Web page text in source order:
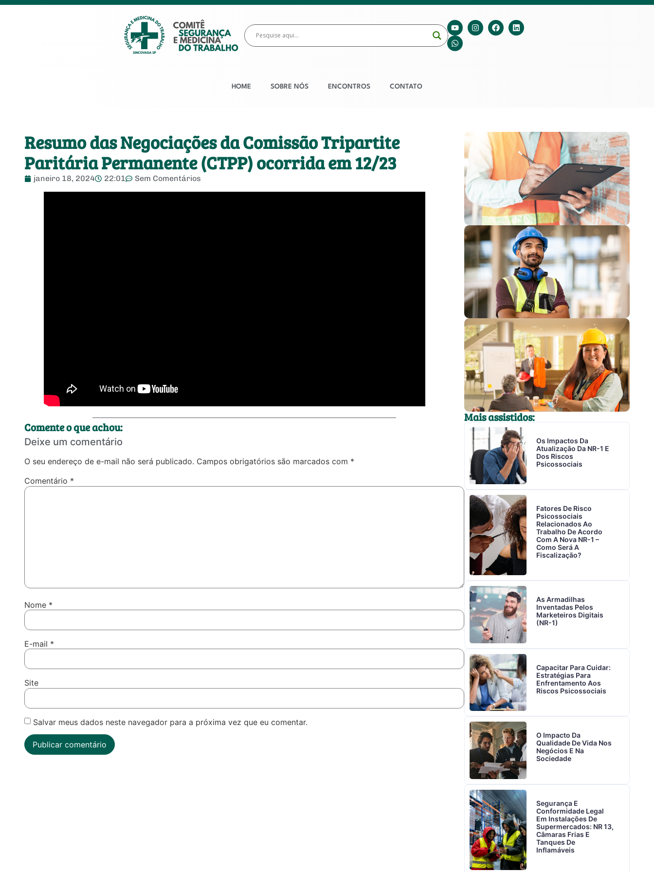
HOME SOBRE NÓS ENCONTROS CONTATO
Resumo das Negociações da Comissão Tripartite
Paritária Permanente (CTPP) ocorrida em 12/23
janeiro 18, 2024 22:01 Sem Comentários
Comente o que achou:
Deixe um comentário
O seu endereço de e-mail não será publicado. Campos obrigatórios são marcados com *
Comentário *
Nome *
E-mail *
Site
Salvar meus dados neste navegador para a próxima vez que eu comentar.
Mais assistidos:
Os Impactos Da
Atualização Da NR-1 E
Dos Riscos
Psicossociais
Fatores De Risco
Psicossociais
Relacionados Ao
Trabalho De Acordo
Com A Nova NR-1 –
Como Será A
Fiscalização?
As Armadilhas
Inventadas Pelos
Marketeiros Digitais
(NR-1)
Capacitar Para Cuidar:
Estratégias Para
Enfrentamento Aos
Riscos Psicossociais
O Impacto Da
Qualidade De Vida Nos
Negócios E Na
Sociedade
Segurança E
Conformidade Legal
Em Instalações De
Supermercados: NR 13,
Câmaras Frias E
Tanques De
Inflamáveis